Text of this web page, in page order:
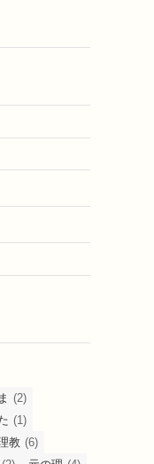
(2)
(1)
教 (6)